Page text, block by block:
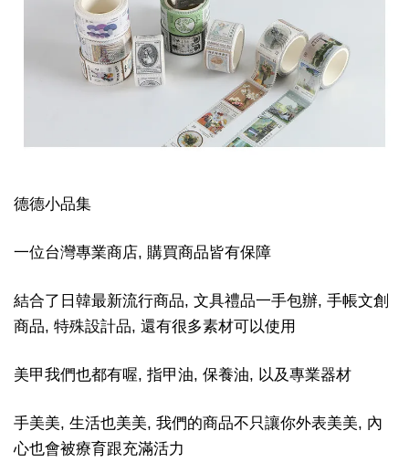
德德小品集
一位台灣專業商店, 購買商品皆有保障
結合了日韓最新流行商品, 文具禮品一手包辦, 手帳文創
商品, 特殊設計品, 還有很多素材可以使用
美甲我們也都有喔, 指甲油, 保養油, 以及專業器材
手美美, 生活也美美, 我們的商品不只讓你外表美美, 內
心也會被療育跟充滿活力